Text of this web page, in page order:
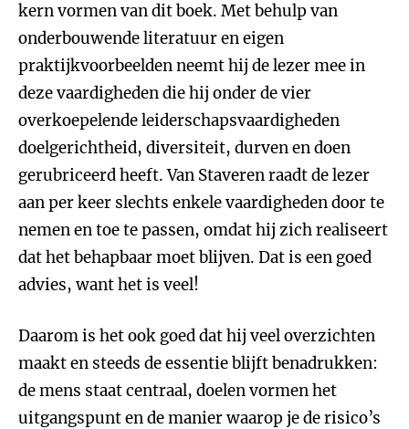
kern vormen van dit boek. Met behulp van
onderbouwende literatuur en eigen
praktijkvoorbeelden neemt hij de lezer mee in
deze vaardigheden die hij onder de vier
overkoepelende leiderschapsvaardigheden
doelgerichtheid, diversiteit, durven en doen
gerubriceerd heeft. Van Staveren raadt de lezer
aan per keer slechts enkele vaardigheden door te
nemen en toe te passen, omdat hij zich realiseert
dat het behapbaar moet blijven. Dat is een goed
advies, want het is veel!
Daarom is het ook goed dat hij veel overzichten
maakt en steeds de essentie blijft benadrukken:
de mens staat centraal, doelen vormen het
uitgangspunt en de manier waarop je de risico’s